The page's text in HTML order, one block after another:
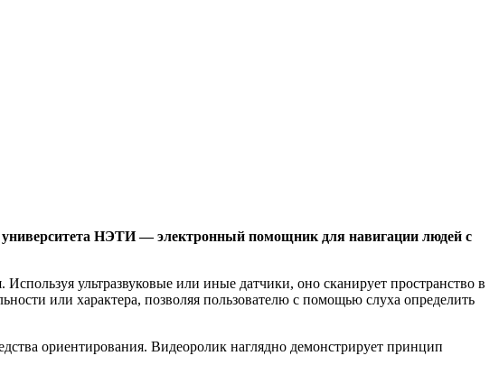
университета НЭТИ — электронный помощник для навигации людей с
ультразвуковые или иные датчики, оно сканирует пространство в
или характера, позволяя пользователю с помощью слуха определить
ориентирования. Видеоролик наглядно демонстрирует принцип